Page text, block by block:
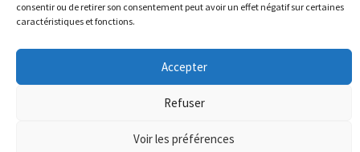
consentir ou de retirer son consentement peut avoir un effet négatif sur certaines
caractéristiques et fonctions.
Accepter
Refuser
Voir les préférences
© 2019 masdemingue.org